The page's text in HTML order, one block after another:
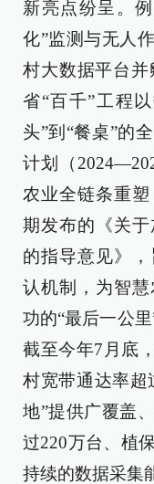
新亮点纷呈。
化”监测与无人
村大数据平台并
省“百千”工程
头”到“餐桌”的
计划（
农业全链条重
期发布的《关
的指导意见》
认机制，为智
功的“最后一公
截至今年7月底
村宽带通达率超
地”提供广覆盖
过220万台、植
持续的数据采集